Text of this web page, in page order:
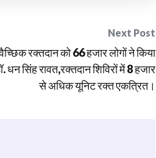
Next Post
रक्तदान को 66 हजार लोगों ने किया
धन सिंह रावत,रक्तदान शिविरों में 8 हजार
से अधिक यूनिट रक्त एकत्रित।